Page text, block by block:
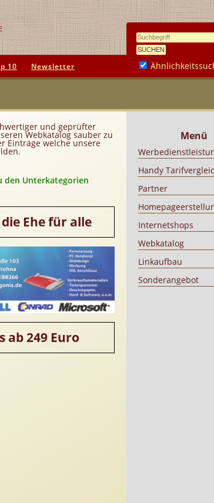
10 Newsletter
und geprüfter
Webkatalog sauber zu
Einträge welche unsere
den Unterkategorien
Ehe für alle
249 Euro
Menü
Handy
Partner
Internetshops
Webkatalog
Linkaufbau
Sonderangebot